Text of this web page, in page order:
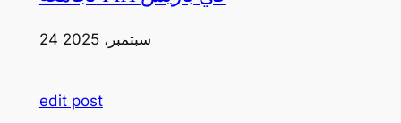
24 سبتمبر، 2025
edit post